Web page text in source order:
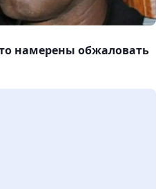
намерены обжаловать